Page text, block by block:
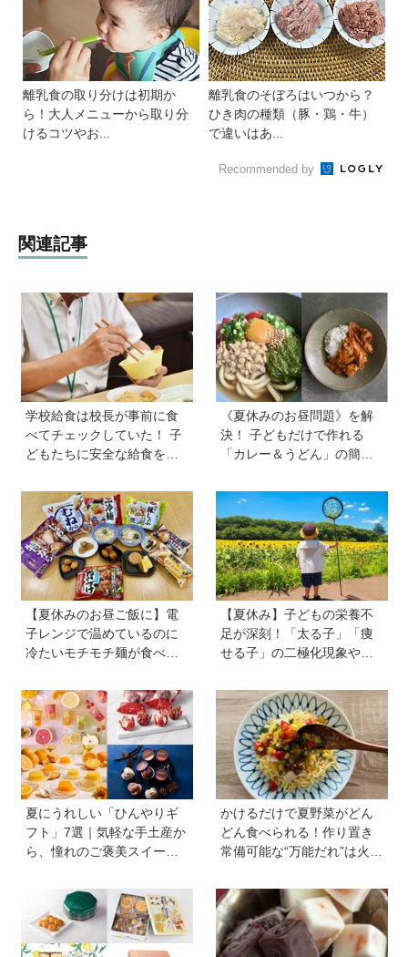
離乳食の取り分けは初期か
ら！大人メニューから取り分
けるコツやお...
離乳食のそぼろはいつから？
ひき肉の種類（豚・鶏・牛）
で違いはあ...
Recommended by
関連記事
学校給食は校長が事前に食
べてチェックしていた！ 子
どもたちに安全な給食を届
た「検食」の現場を取材
《夏休みのお昼問題》を解
決！ 子どもだけで作れる
「カレー＆うどん」の簡単
ホさんに聞いた
【夏休みのお昼ご飯に】電
子レンジで温めているのに
冷たいモチモチ麺が食べら
リーズを試してみた｜育ち
盛りにおすすめプラス一品
も紹介♪
【夏休み】子どもの栄養不
足が深刻！「太る子」「痩
せる子」の二極化現象や、
決のカギは1日3回のたんぱ
く質と、発酵食品＆乾物の
活用《専門家監修》
夏にうれしい「ひんやりギ
フト」7選｜気軽な手土産か
ら、憧れのご褒美スイーツ
かけるだけで夏野菜がどん
どん食べられる！作り置き
常備可能な“万能だれ”は火を
修】